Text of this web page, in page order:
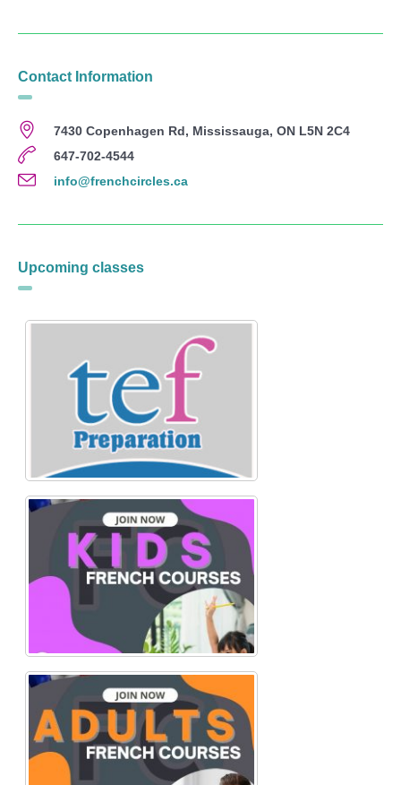
Contact Information
7430 Copenhagen Rd, Mississauga, ON L5N 2C4
647-702-4544
info@frenchcircles.ca
Upcoming classes